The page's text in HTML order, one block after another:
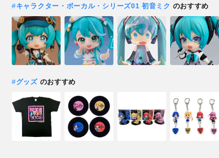
#キャラクター・ボーカル・シリーズ01 初音ミク のおすすめ
#グッズのおすすめ